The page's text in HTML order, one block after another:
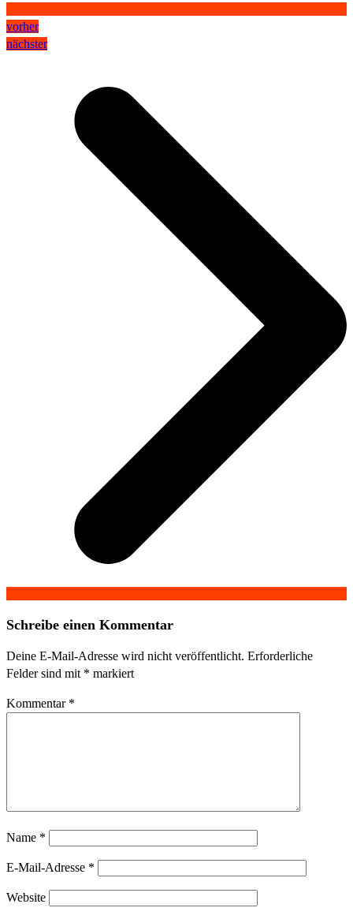
vorher
nächster
Schreibe einen Kommentar
Deine E-Mail-Adresse wird nicht veröffentlicht. Erforderliche
Felder sind mit * markiert
Kommentar *
Name *
E-Mail-Adresse *
Website